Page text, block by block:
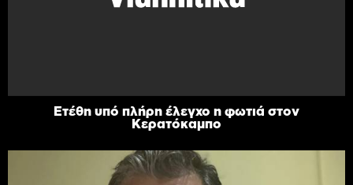
Ετέθη υπό πλήρη έλεγχο η φωτιά στον
Κερατόκαμπο